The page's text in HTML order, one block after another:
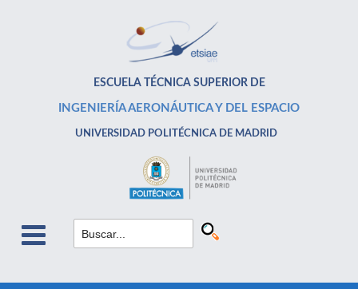
ESCUELA TÉCNICA SUPERIOR DE
INGENIERÍA AERONÁUTICA Y DEL ESPACIO
UNIVERSIDAD POLITÉCNICA DE MADRID